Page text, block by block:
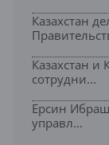
Казахстан
Казахстан
сотрудни...
Ерсин
управл...